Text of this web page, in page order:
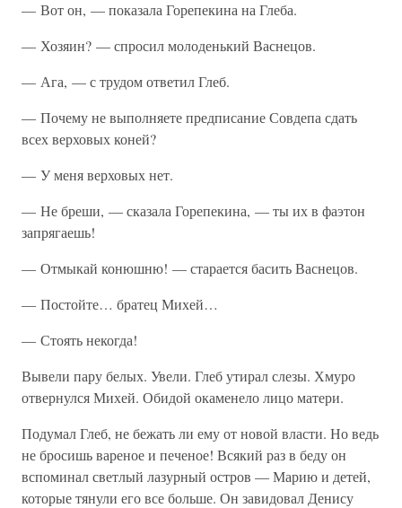
— Вот он, — показала Горепекина на Глеба.
— Хозяин? — спросил молоденький Васнецов.
— Ага, — с трудом ответил Глеб.
— Почему не выполняете предписание Совдепа сдать
всех верховых коней?
— У меня верховых нет.
— Не бреши, — сказала Горепекина, — ты их в фаэтон
запрягаешь!
— Отмыкай конюшню! — старается басить Васнецов.
— Постойте… братец Михей…
— Стоять некогда!
Вывели пару белых. Увели. Глеб утирал слезы. Хмуро
отвернулся Михей. Обидой окаменело лицо матери.
Подумал Глеб, не бежать ли ему от новой власти. Но ведь
не бросишь вареное и печеное! Всякий раз в беду он
вспоминал светлый лазурный остров — Марию и детей,
которые тянули его все больше. Он завидовал Денису